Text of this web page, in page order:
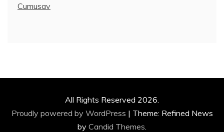
Cumusav
All Rights Reserved 2026.
Proudly powered by WordPress | Theme: Refined News
by Candid Themes